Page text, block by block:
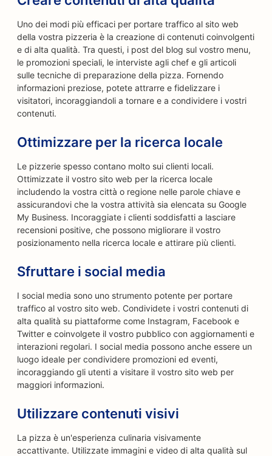
Uno dei modi più efficaci per portare traffico al sito web
della vostra pizzeria è la creazione di contenuti coinvolgenti
e di alta qualità. Tra questi, i post del blog sul vostro menu,
le promozioni speciali, le interviste agli chef e gli articoli
sulle tecniche di preparazione della pizza. Fornendo
informazioni preziose, potete attrarre e fidelizzare i
visitatori, incoraggiandoli a tornare e a condividere i vostri
contenuti.
Ottimizzare per la ricerca locale
Le pizzerie spesso contano molto sui clienti locali.
Ottimizzate il vostro sito web per la ricerca locale
includendo la vostra città o regione nelle parole chiave e
assicurandovi che la vostra attività sia elencata su Google
My Business. Incoraggiate i clienti soddisfatti a lasciare
recensioni positive, che possono migliorare il vostro
posizionamento nella ricerca locale e attirare più clienti.
Sfruttare i social media
I social media sono uno strumento potente per portare
traffico al vostro sito web. Condividete i vostri contenuti di
alta qualità su piattaforme come Instagram, Facebook e
Twitter e coinvolgete il vostro pubblico con aggiornamenti e
interazioni regolari. I social media possono anche essere un
luogo ideale per condividere promozioni ed eventi,
incoraggiando gli utenti a visitare il vostro sito web per
maggiori informazioni.
Utilizzare contenuti visivi
La pizza è un'esperienza culinaria visivamente
accattivante. Utilizzate immagini e video di alta qualità sul